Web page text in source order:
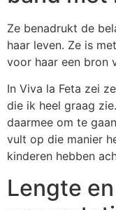
Ze benadrukt de
haar leven. Ze is
voor haar een bron
In Viva la Feta zei
die ik heel graag
daarmee om te
vult op die manier
kinderen hebben
Lengte